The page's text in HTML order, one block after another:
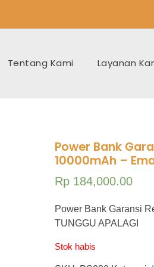
Tentang Kami Layanan
Power Bank
10000mAh –
Rp184,000.00
Power Bank Garansi
TUNGGU APALAGI
Stok habis